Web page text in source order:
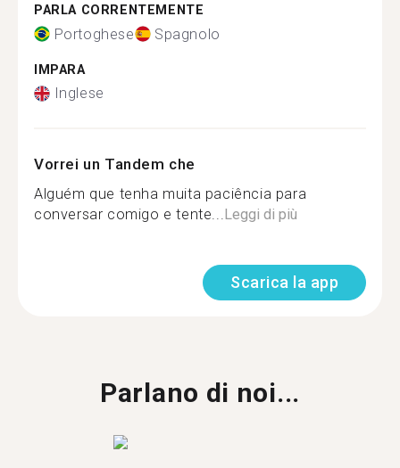
PARLA CORRENTEMENTE
Portoghese Spagnolo
IMPARA
Inglese
Vorrei un Tandem che
Alguém que tenha muita paciência para
conversar comigo e tente...Leggi di più
Scarica la app
Parlano di noi...